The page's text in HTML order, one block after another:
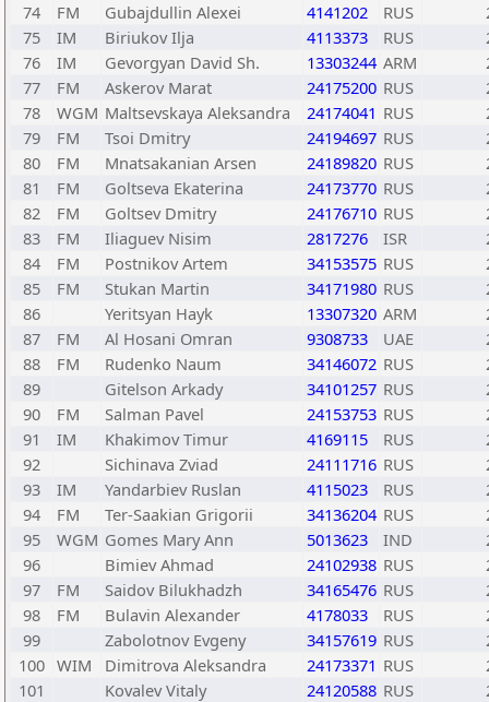
74
FM Gubajdullin Alexei 4141202 RUS
75
IM Biriukov Ilja 4113373 RUS
76
IM Gevorgyan David Sh. 13303244 ARM
77
FM Askerov Marat 24175200 RUS
78
WGM Maltsevskaya Aleksandra 24174041 RUS
79
FM Tsoi Dmitry 24194697 RUS
80
FM Mnatsakanian Arsen 24189820 RUS
81
FM Goltseva Ekaterina 24173770 RUS
82
FM Goltsev Dmitry 24176710 RUS
83
FM Iliaguev Nisim 2817276 ISR
84
FM Postnikov Artem 34153575 RUS
85
FM Stukan Martin 34171980 RUS
86
Yeritsyan Hayk 13307320 ARM
87
FM Al Hosani Omran 9308733 UAE
88
FM Rudenko Naum 34146072 RUS
89
Gitelson Arkady 34101257 RUS
90
FM Salman Pavel 24153753 RUS
91
IM Khakimov Timur 4169115 RUS
92
Sichinava Zviad 24111716 RUS
93
IM Yandarbiev Ruslan 4115023 RUS
94
FM Ter-Saakian Grigorii 34136204 RUS
95
WGM Gomes Mary Ann 5013623 IND
96
Bimiev Ahmad 24102938 RUS
97
FM Saidov Bilukhadzh 34165476 RUS
98
FM Bulavin Alexander 4178033 RUS
99
Zabolotnov Evgeny 34157619 RUS
100 WIM Dimitrova Aleksandra 24173371 RUS
101
Kovalev Vitaly 24120588 RUS